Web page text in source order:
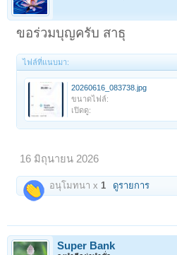
ขอร่วมบุญครับ สาธุ
ไฟล์ที่แนบมา:
20260616_083738.jpg
ขนาดไฟล์:
เปิดดู:
16 มิถุนายน 2026
อนุโมทนา x 1 ดูรายการ
Super Bank